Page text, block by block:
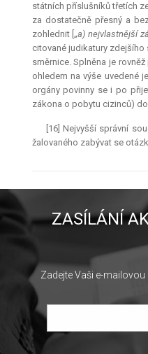
státních příslušníků třetích
za dostatečně přesný a
zohlednit [„a) nejvlastnější
citované judikatury
směrnice. Splněna je
ohledem na výše uvedené
orgány povinny se i po
zákona o pobytu cizinců)
[16] Nejvyšší správní
žalovaného zabývat se
ZASÍLÁNÍ
Zadejte Vaši e-